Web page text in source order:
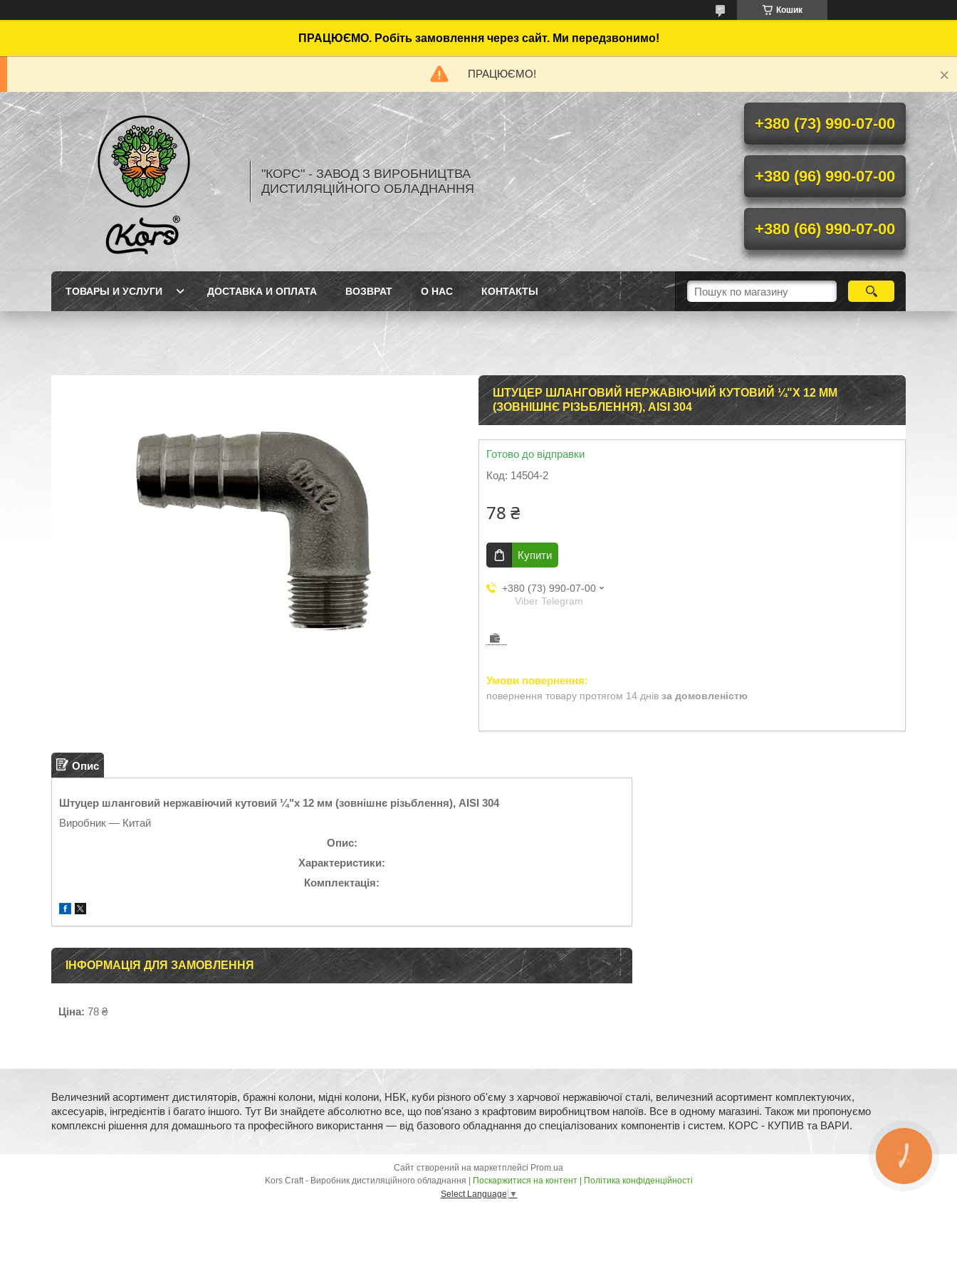
Кошик
ПРАЦЮЄМО. Робіть замовлення через сайт. Ми передзвонимо!
ПРАЦЮЄМО!
"КОРС" - ЗАВОД З ВИРОБНИЦТВА
ДИСТИЛЯЦІЙНОГО ОБЛАДНАННЯ
+380 (73) 990-07-00
+380 (96) 990-07-00
+380 (66) 990-07-00
ТОВАРЫ И УСЛУГИ ДОСТАВКА И ОПЛАТА ВОЗВРАТ О НАС КОНТАКТЫ
ШТУЦЕР ШЛАНГОВИЙ НЕРЖАВІЮЧИЙ КУТОВИЙ ¼"Х 12 ММ
(ЗОВНІШНЄ РІЗЬБЛЕННЯ), AISI 304
Готово до відправки
Код: 14504-2
78 ₴
Купити
+380 (73) 990-07-00
Viber Telegram
повернення товару протягом 14 днів за домовленістю
Опис
Штуцер шланговий нержавіючий кутовий ¼"х 12 мм (зовнішнє різьблення), AISI 304
Виробник — Китай
Опис:
Характеристики:
Комплектація:
ІНФОРМАЦІЯ ДЛЯ ЗАМОВЛЕННЯ
Ціна: 78 ₴
Величезний асортимент дистиляторів, бражні колони, мідні колони, НБК, куби різного об'єму з харчової нержавіючої сталі, величезний асортимент комплектуючих,
аксесуарів, інгредієнтів і багато іншого. Тут Ви знайдете абсолютно все, що пов'язано з крафтовим виробництвом напоїв. Все в одному магазині. Також ми пропонуємо
комплексні рішення для домашнього та професійного використання — від базового обладнання до спеціалізованих компонентів і систем. КОРС - КУПИВ та ВАРИ.
Сайт створений на маркетплейсі Prom.ua
Поскаржитися на контент
Політика конфіденційності
Select Language ▼
КНОПКА
ЗВ'ЯЗКУ